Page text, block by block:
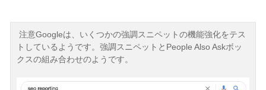
注意Googleは、いくつかの強調スニペットの機能強化をテス
トしているようです。強調スニペットとPeople Also Askボッ
クスの組み合わせのようです。